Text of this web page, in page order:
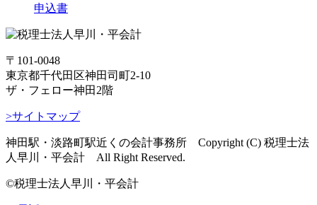
申込書
〒101-0048
東京都千代田区神田司町2-10
ザ・フェロー神田2階
>サイトマップ
神田駅・淡路町駅近くの会計事務所 Copyright (C) 税理士法
人早川・平会計 All Right Reserved.
©税理士法人早川・平会計